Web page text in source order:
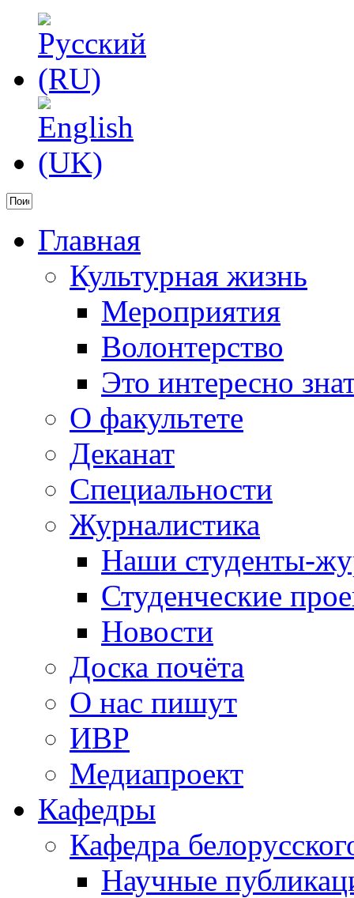
Главная
Культурная жизнь
Мероприятия
Волонтерство
Это интересно
О факультете
Деканат
Специальности
Журналистика
Наши студенты-
Студенческие
Новости
Доска почёта
О нас пишут
ИВР
Медиапроект
Кафедры
Кафедра
Научные